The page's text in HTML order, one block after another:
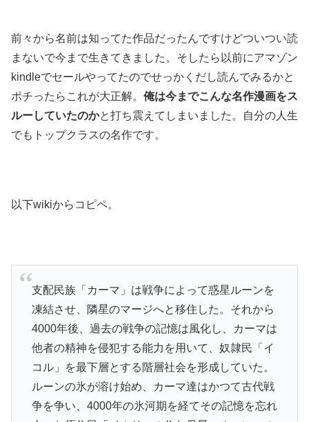
前々から名前は知ってた作品だったんですけどついつい読
まないで今まで生きてきました。そしたら以前にアマゾン
kindleでセールやってたのでせっかくだし読んでみるかと
ポチったらこれが大正解。 俺は今までこんな名作漫画をス
ルーしていたのかと打ち震えてしまいました。自分の人生
でもトップクラスの名作です。
以下wikiからコピペ。
支配民族「カーマ」は戦争によって惑星ルーンを
凍結させ、隣星のマージへと移住した。それから
4000年後、過去の戦争の記憶は風化し、カーマは
他者の精神を侵犯する能力を用いて、奴隷民「イ
コル」を最下層とする階層社会を形成していた。
ルーンの氷が溶け始め、カーマ達はかつて古代戦
争を争い、4000年の氷河期を経てその記憶を忘れ